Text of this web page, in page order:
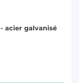
acier galvanisé